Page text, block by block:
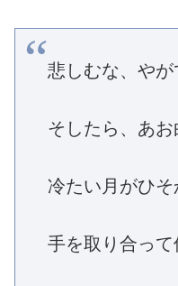
悲しむな、やが
そしたら、あ
冷たい月がひそ
手を取り合って